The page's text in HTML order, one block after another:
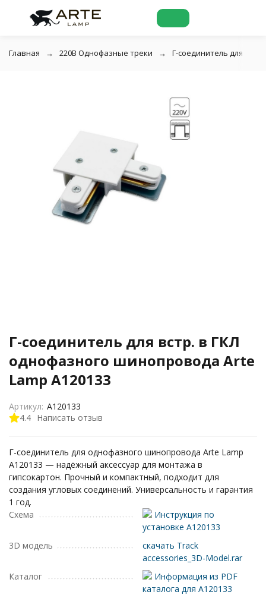
Главная 220В Однофазные треки Г-соединитель для
Г-соединитель для встр. в ГКЛ
однофазного шинопровода Arte
Lamp A120133
4.4 Написать отзыв
Артикул: A120133
Г-соединитель для однофазного шинопровода Arte Lamp
A120133 — надёжный аксессуар для монтажа в
гипсокартон. Прочный и компактный, подходит для
создания угловых соединений. Универсальность и гарантия
1 год.
Схема
Инструкция по
установке A120133
3D модель
скачать Track
accessories_3D-Model.rar
Каталог
Информация из PDF
каталога для A120133